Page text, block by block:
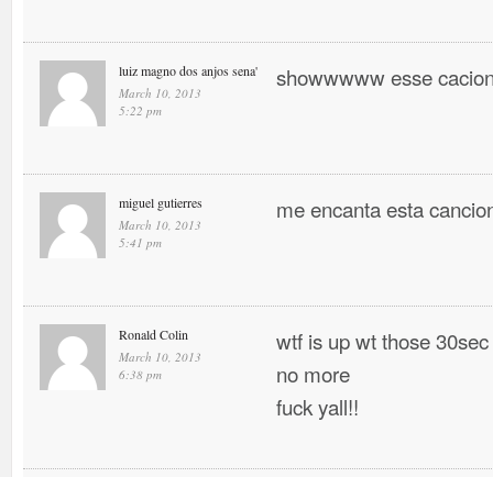
luiz magno dos anjos sena'
March 10, 2013
5:22 pm
showwwww esse
miguel gutierres
March 10, 2013
5:41 pm
me encanta esta
Ronald Colin
March 10, 2013
6:38 pm
wtf is up wt those
no more
fuck yall!!